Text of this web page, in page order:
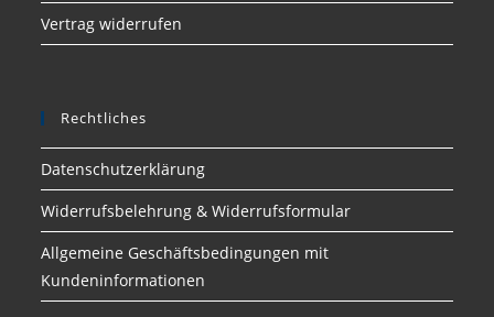
Vertrag widerrufen
Rechtliches
Datenschutzerklärung
Widerrufsbelehrung & Widerrufsformular
Allgemeine Geschäftsbedingungen mit
Kundeninformationen